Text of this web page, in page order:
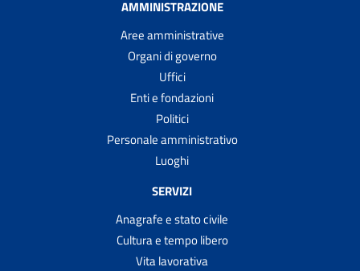
AMMINISTRAZIONE
Aree amministrative
Organi di governo
Uffici
Enti e fondazioni
Politici
Personale amministrativo
Luoghi
SERVIZI
Anagrafe e stato civile
Cultura e tempo libero
Vita lavorativa